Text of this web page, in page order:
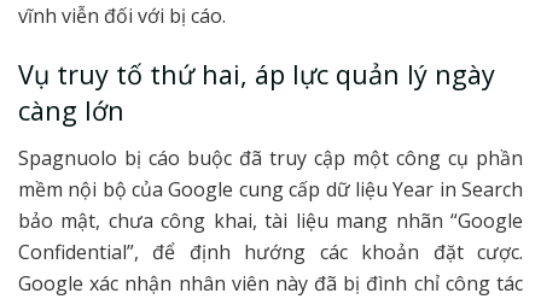
vĩnh viễn đối với bị cáo.
Vụ truy tố thứ hai, áp lực quản lý ngày
càng lớn
Spagnuolo bị cáo buộc đã truy cập một công cụ phần
mềm nội bộ của Google cung cấp dữ liệu Year in Search
bảo mật, chưa công khai, tài liệu mang nhãn “Google
Confidential”, để định hướng các khoản đặt cược.
Google xác nhận nhân viên này đã bị đình chỉ công tác